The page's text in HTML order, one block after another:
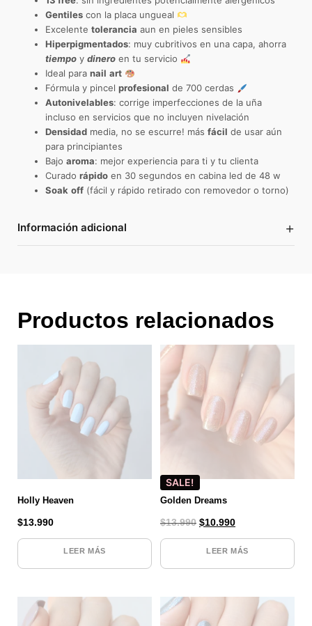
Gentiles con la placa ungueal
Excelente tolerancia aun en pieles sensibles
Hiperpigmentados: muy cubritivos en una capa, ahorra
tiempo y dinero en tu servicio
Ideal para nail art
Fórmula y pincel profesional de 700 cerdas
Autonivelables: corrige imperfecciones de la uña
incluso en servicios que no incluyen nivelación
Densidad media, no se escurre! más fácil de usar aún
para principiantes
Bajo aroma: mejor experiencia para ti y tu clienta
Curado rápido en 30 segundos en cabina led de 48 w
Soak off (fácil y rápido retirado con removedor o torno)
Información adicional +
Productos relacionados
Holly Heaven
$13.990
LEER MÁS
SALE!
Golden Dreams
$13.990 $10.990
LEER MÁS